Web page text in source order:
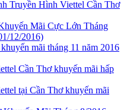
Truyền Hình Viettel Cần Thơ
Mãi Cực Lớn Tháng
12/2016)
mãi tháng 11 năm 2016
Cần Thơ khuyến mãi hấp
tại Cần Thơ khuyến mãi